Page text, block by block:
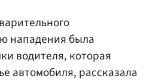
нападения была
водителя, которая
автомобиля, рассказала